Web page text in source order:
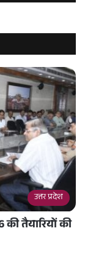
उत्तर प्रदेश
तैयारियों की